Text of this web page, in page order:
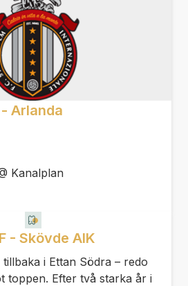
Arlanda
Kanalplan
- Skövde AIK
i Ettan Södra – redo
toppen. Efter två starka år i